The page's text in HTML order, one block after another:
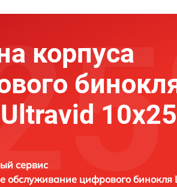
корпуса
10x25
сервис
обслуживание цифрового бинокля